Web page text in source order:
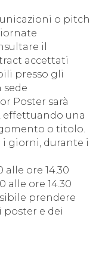
o pitch
il
accettati
presso gli
Poster sarà
effettuando una
o titolo.
giorni, durante i
alle ore 14.30
alle ore 14.30
prendere
poster e dei